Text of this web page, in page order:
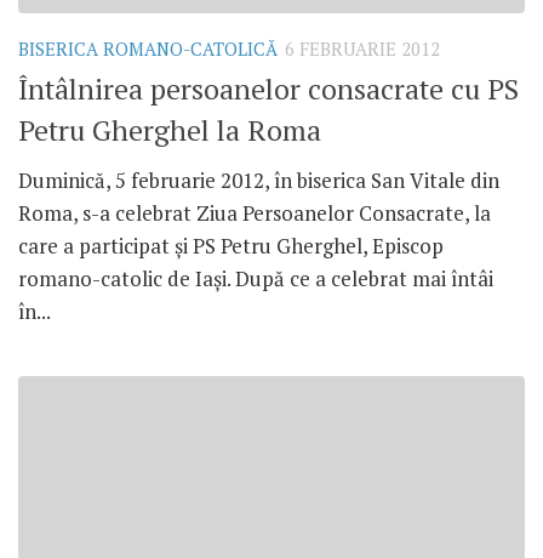
BISERICA ROMANO-CATOLICĂ 6 FEBRUARIE 2012
Întâlnirea persoanelor consacrate cu PS
Petru Gherghel la Roma
Duminică, 5 februarie 2012, în biserica San Vitale din
Roma, s-a celebrat Ziua Persoanelor Consacrate, la
care a participat şi PS Petru Gherghel, Episcop
romano-catolic de Iaşi. După ce a celebrat mai întâi
în...